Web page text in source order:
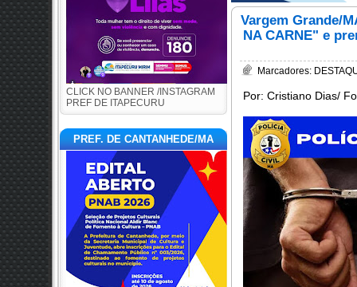
CLICK NO BANNER /INSTAGRAM
PREF DE ITAPECURU
PREF. DE CANTANHEDE/MA
Vargem Grande/
NA CARNE" e
Marcadores:
Por: Cristiano Dias/